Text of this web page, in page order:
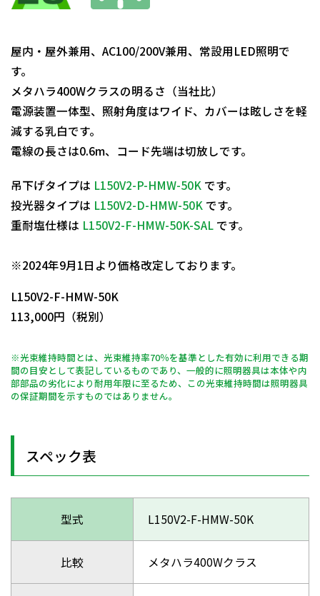
屋内・屋外兼用、AC100/200V兼用、常設用LED照明で
す。
メタハラ400Wクラスの明るさ（当社比）
電源装置一体型、照射角度はワイド、カバーは眩しさを軽
減する乳白です。
電線の長さは0.6m、コード先端は切放しです。
吊下げタイプは L150V2-P-HMW-50K です。
投光器タイプは L150V2-D-HMW-50K です。
重耐塩仕様は L150V2-F-HMW-50K-SAL です。
※2024年9月1日より価格改定しております。
L150V2-F-HMW-50K
113,000円（税別）
※光束維持時間とは、光束維持率70％を基準とした有効に利用できる期
間の目安として表記しているものであり、一般的に照明器具は本体や内
部部品の劣化により耐用年限に至るため、この光束維持時間は照明器具
の保証期間を示すものではありません。
スペック表
型式 L150V2-F-HMW-50K
比較 メタハラ400Wクラス